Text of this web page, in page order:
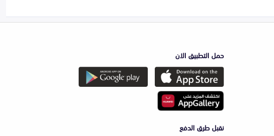
حمل التطبيق الان
نقبل طرق الدفع